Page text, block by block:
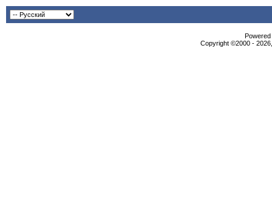
Copyright ©2000 -